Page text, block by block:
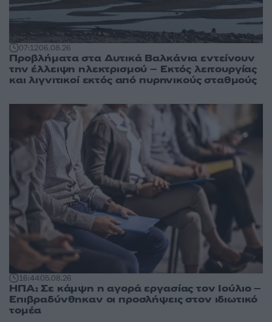
07:1206.08.26
Προβλήματα στα Δυτικά Βαλκάνια εντείνουν
την έλλειψη ηλεκτρισμού – Εκτός λειτουργίας
και λιγνιτικοί εκτός από πυρηνικούς σταθμούς
16:4405.08.26
ΗΠΑ: Σε κάμψη η αγορά εργασίας τον Ιούλιο –
Επιβραδύνθηκαν οι προσλήψεις στον ιδιωτικό
τομέα